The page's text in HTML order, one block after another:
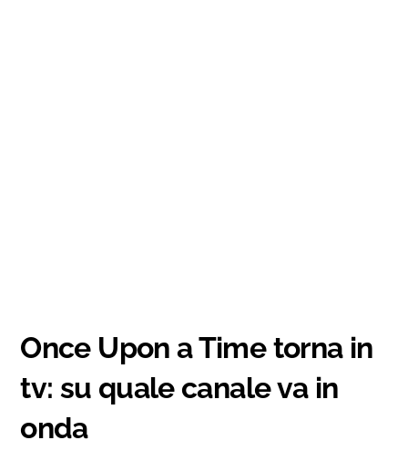
Once Upon a Time torna in
tv: su quale canale va in
onda